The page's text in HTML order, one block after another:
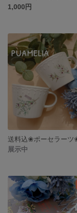
1,000円
展示中